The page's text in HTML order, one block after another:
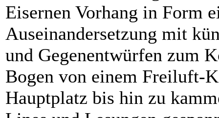
Eisernen Vorhang in Form
Auseinandersetzung mit
und Gegenentwürfen zum
Bogen von einem Freiluft-
Hauptplatz bis hin zu